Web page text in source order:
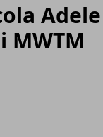
Adele